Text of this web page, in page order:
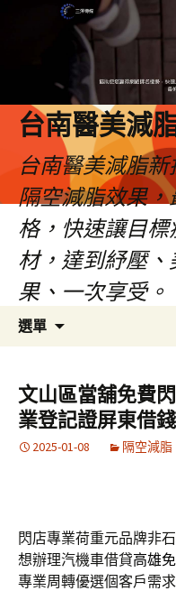
台南醫美減
台南醫美減脂
隔空減脂效果
格，快速讓目
材，達到紓壓
果、一次享受。
選單
容
文山區當舖免費
業登記證屏東借錢
2025-01-08 隔空減脂
閃店專業荷重元品牌非
想辦理汽機車借貸高雄
專業周轉優選個客戶需